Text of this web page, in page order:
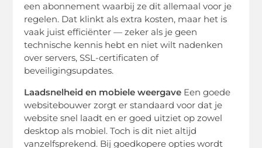
een abonnement waarbij ze dit allemaal voor je
regelen. Dat klinkt als extra kosten, maar het is
vaak juist efficiënter — zeker als je geen
technische kennis hebt en niet wilt nadenken
over servers, SSL-certificaten of
beveiligingsupdates.
Laadsnelheid en mobiele weergave Een goede
websitebouwer zorgt er standaard voor dat je
website snel laadt en er goed uitziet op zowel
desktop als mobiel. Toch is dit niet altijd
vanzelfsprekend. Bij goedkopere opties wordt